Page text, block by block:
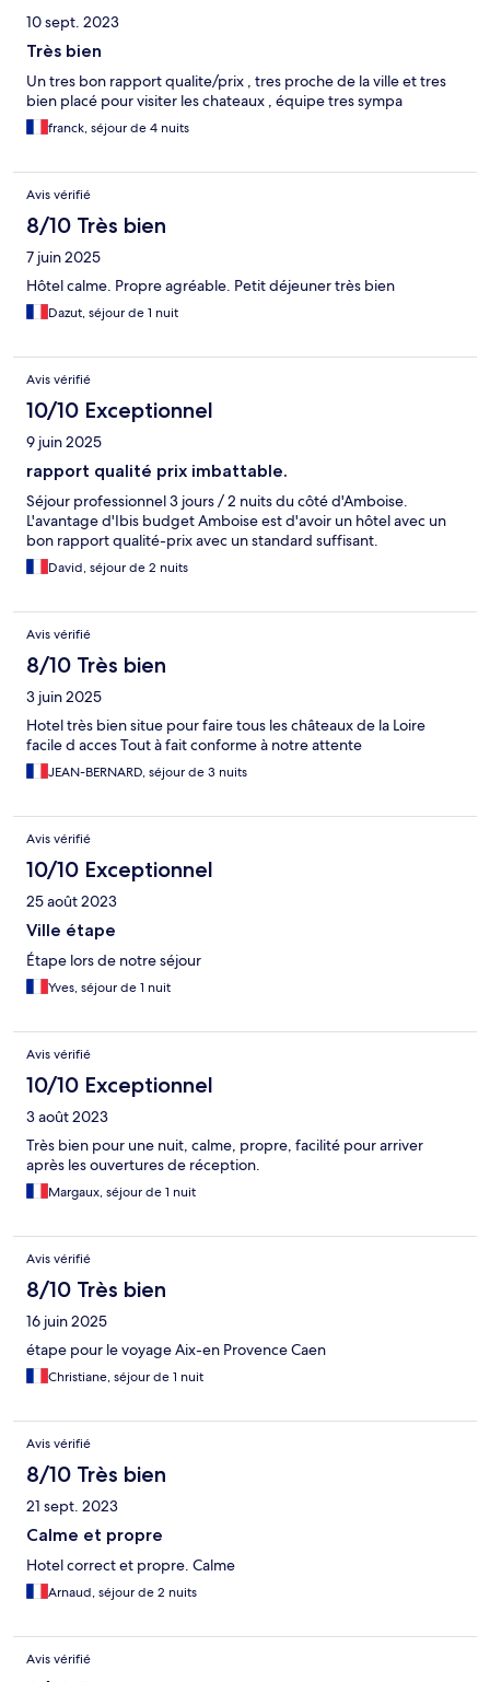
10 sept. 2023
Très bien
Un tres bon rapport qualite/prix , tres proche de la ville et tres
bien placé pour visiter les chateaux , équipe tres sympa
franck, séjour de 4 nuits
Avis vérifié
8/10 Très bien
7 juin 2025
Hôtel calme. Propre agréable. Petit déjeuner très bien
Dazut, séjour de 1 nuit
Avis vérifié
10/10 Exceptionnel
9 juin 2025
rapport qualité prix imbattable.
Séjour professionnel 3 jours / 2 nuits du côté d'Amboise.
L'avantage d'Ibis budget Amboise est d'avoir un hôtel avec un
bon rapport qualité-prix avec un standard suffisant.
David, séjour de 2 nuits
Avis vérifié
8/10 Très bien
3 juin 2025
Hotel très bien situe pour faire tous les châteaux de la Loire
facile d acces Tout à fait conforme à notre attente
JEAN-BERNARD, séjour de 3 nuits
Avis vérifié
10/10 Exceptionnel
25 août 2023
Ville étape
Étape lors de notre séjour
Yves, séjour de 1 nuit
Avis vérifié
10/10 Exceptionnel
3 août 2023
Très bien pour une nuit, calme, propre, facilité pour arriver
après les ouvertures de réception.
Margaux, séjour de 1 nuit
Avis vérifié
8/10 Très bien
16 juin 2025
étape pour le voyage Aix-en Provence Caen
Christiane, séjour de 1 nuit
Avis vérifié
8/10 Très bien
21 sept. 2023
Calme et propre
Hotel correct et propre. Calme
Arnaud, séjour de 2 nuits
Avis vérifié